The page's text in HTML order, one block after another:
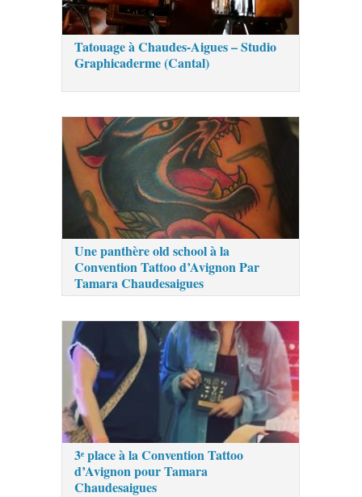
Tatouage à Chaudes-Aigues – Studio
Graphicaderme (Cantal)
Une panthère old school à la
Convention Tattoo d’Avignon Par
Tamara Chaudesaigues
3ᵉ place à la Convention Tattoo
d’Avignon pour Tamara
Chaudesaigues